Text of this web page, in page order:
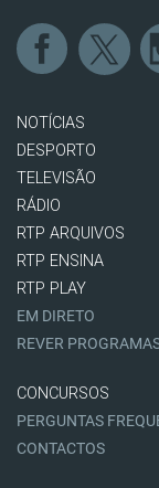
NOTÍCIAS
DESPORTO
TELEVISÃO
RÁDIO
RTP ARQUIVOS
RTP ENSINA
RTP PLAY
EM DIRETO
REVER
CONCURSOS
PERGUNTAS
CONTACTOS